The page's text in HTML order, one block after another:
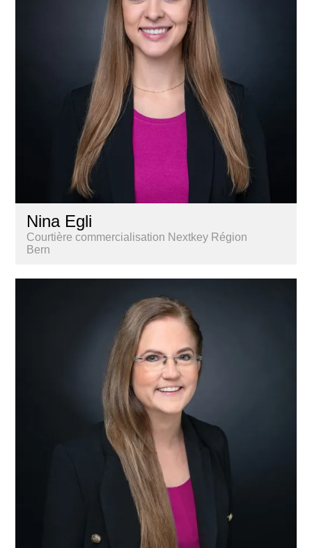
Nina Egli
Courtière commercialisation Nextkey Région
Bern